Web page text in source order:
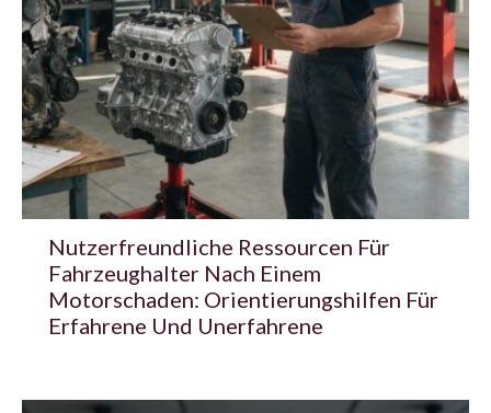
Nutzerfreundliche Ressourcen Für
Fahrzeughalter Nach Einem
Motorschaden: Orientierungshilfen Für
Erfahrene Und Unerfahrene